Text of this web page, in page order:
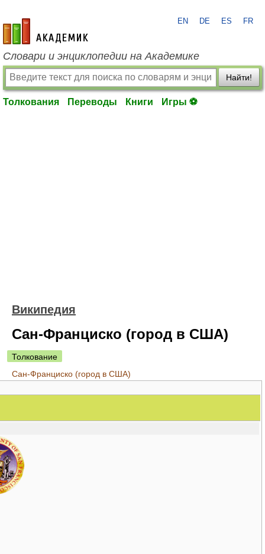
academic.ru
EN DE ES FR
Словари и энциклопедии на Академике
Найти!
Толкования Переводы Книги Игры ⚽
Википедия
Сан-Франциско (город в США)
Толкование
Сан-Франциско (город в США)